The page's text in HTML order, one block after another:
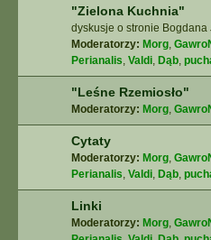
"Zielona Kuchnia"
dyskusje o stronie Bogdana
Moderatorzy: Morg,
Perianalis, Valdi, Dąb,
"Leśne Rzemiosło"
Moderatorzy: Morg,
Cytaty
Moderatorzy: Morg,
Perianalis, Valdi, Dąb,
Linki
Moderatorzy: Morg,